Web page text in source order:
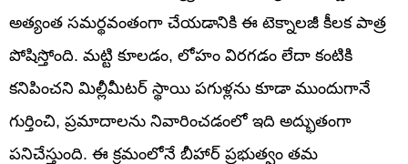
అత్యంత సమర్థవంతంగా చేయడానికి ఈ టెక్నాలజీ కీలక పాత్ర
పోషిస్తోంది. మట్టి కూలడం, లోహం విరగడం లేదా కంటికి
కనిపించని మిల్లీమీటర్ స్థాయి పగుళ్లను కూడా ముందుగానే
గుర్తించి, ప్రమాదాలను నివారించడంలో ఇది అద్భుతంగా
పనిచేస్తుంది. ఈ క్రమంలోనే బీహార్ ప్రభుత్వం తమ